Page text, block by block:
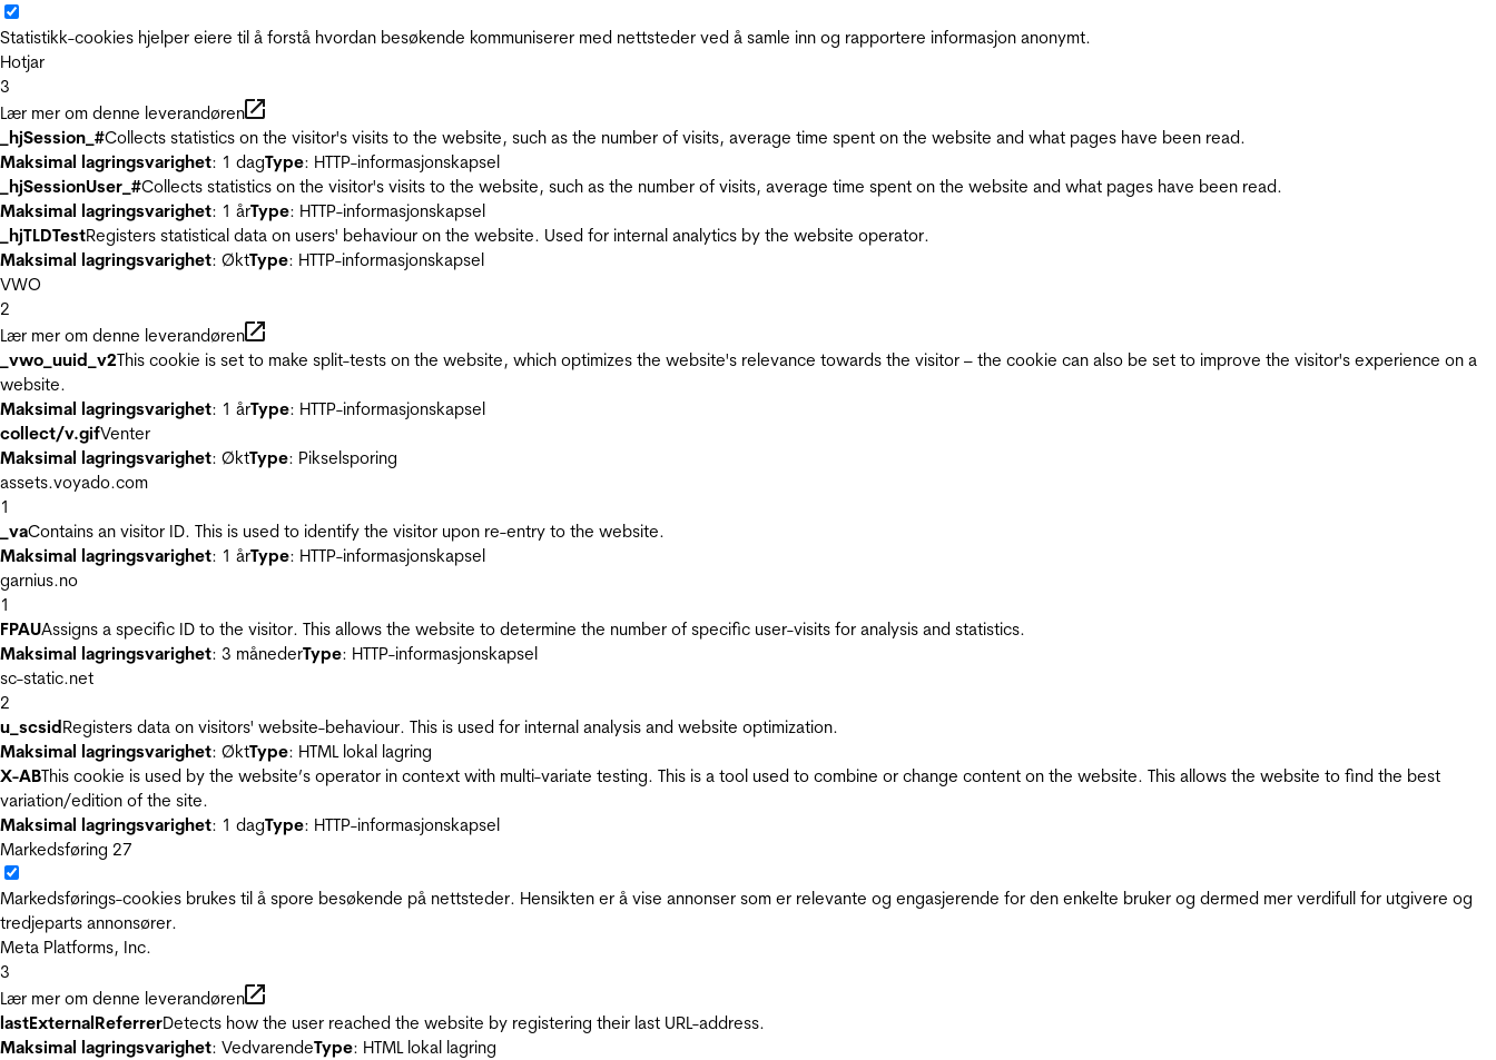
Statistikk-cookies hjelper eiere til å forstå hvordan besøkende kommuniserer med nettsteder ved å samle inn og rapportere informasjon anonymt.
Hotjar
3
Lær mer om denne leverandøren
_hjSession_#Collects statistics on the visitor's visits to the website, such as the number of visits, average time spent on the website and what pages have been read.
Maksimal lagringsvarighet: 1 dagType: HTTP-informasjonskapsel
_hjSessionUser_#Collects statistics on the visitor's visits to the website, such as the number of visits, average time spent on the website and what pages have been read.
Maksimal lagringsvarighet: 1 årType: HTTP-informasjonskapsel
_hjTLDTestRegisters statistical data on users' behaviour on the website. Used for internal analytics by the website operator.
Maksimal lagringsvarighet: ØktType: HTTP-informasjonskapsel
VWO
2
Lær mer om denne leverandøren
_vwo_uuid_v2This cookie is set to make split-tests on the website, which optimizes the website's relevance towards the visitor – the cookie can also be set to improve the visitor's experience on a
website.
Maksimal lagringsvarighet: 1 årType: HTTP-informasjonskapsel
collect/v.gifVenter
Maksimal lagringsvarighet: ØktType: Pikselsporing
assets.voyado.com
1
_vaContains an visitor ID. This is used to identify the visitor upon re-entry to the website.
Maksimal lagringsvarighet: 1 årType: HTTP-informasjonskapsel
garnius.no
1
FPAUAssigns a specific ID to the visitor. This allows the website to determine the number of specific user-visits for analysis and statistics.
Maksimal lagringsvarighet: 3 månederType: HTTP-informasjonskapsel
sc-static.net
2
u_scsidRegisters data on visitors' website-behaviour. This is used for internal analysis and website optimization.
Maksimal lagringsvarighet: ØktType: HTML lokal lagring
X-ABThis cookie is used by the website’s operator in context with multi-variate testing. This is a tool used to combine or change content on the website. This allows the website to find the best
variation/edition of the site.
Maksimal lagringsvarighet: 1 dagType: HTTP-informasjonskapsel
Markedsføring 27
Markedsførings-cookies brukes til å spore besøkende på nettsteder. Hensikten er å vise annonser som er relevante og engasjerende for den enkelte bruker og dermed mer verdifull for utgivere og
tredjeparts annonsører.
Meta Platforms, Inc.
3
Lær mer om denne leverandøren
lastExternalReferrerDetects how the user reached the website by registering their last URL-address.
Maksimal lagringsvarighet: VedvarendeType: HTML lokal lagring